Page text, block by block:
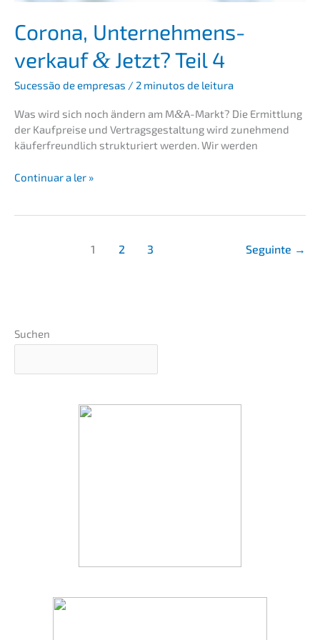
Corona, Unter­nehmens­
verkauf&Jetzt? Teil 4
Suces­são de empre­sas / 2 minutos de leitura
Was wird sich noch ändern am M&A-Markt? Die Ermitt­lung
der Kaufprei­se und Vertrags­ge­stal­tung wird zuneh­mend
käufer­freund­lich struk­tu­riert werden. Wir werden
Corona,
Conti­nu­ar a ler »
1 2 3 Seguin­te →
Suchen